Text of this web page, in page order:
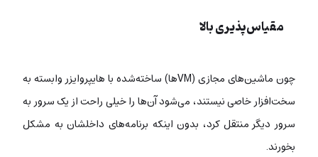
مقیاس‌پذیری بالا
چون ماشین‌های مجازی (VMها) ساخته‌شده با هایپروایزر وابسته به
سخت‌افزار خاصی نیستند، می‌شود آن‌ها را خیلی راحت از یک سرور به
سرور دیگر منتقل کرد، بدون اینکه برنامه‌های داخلشان به مشکل
بخورند.